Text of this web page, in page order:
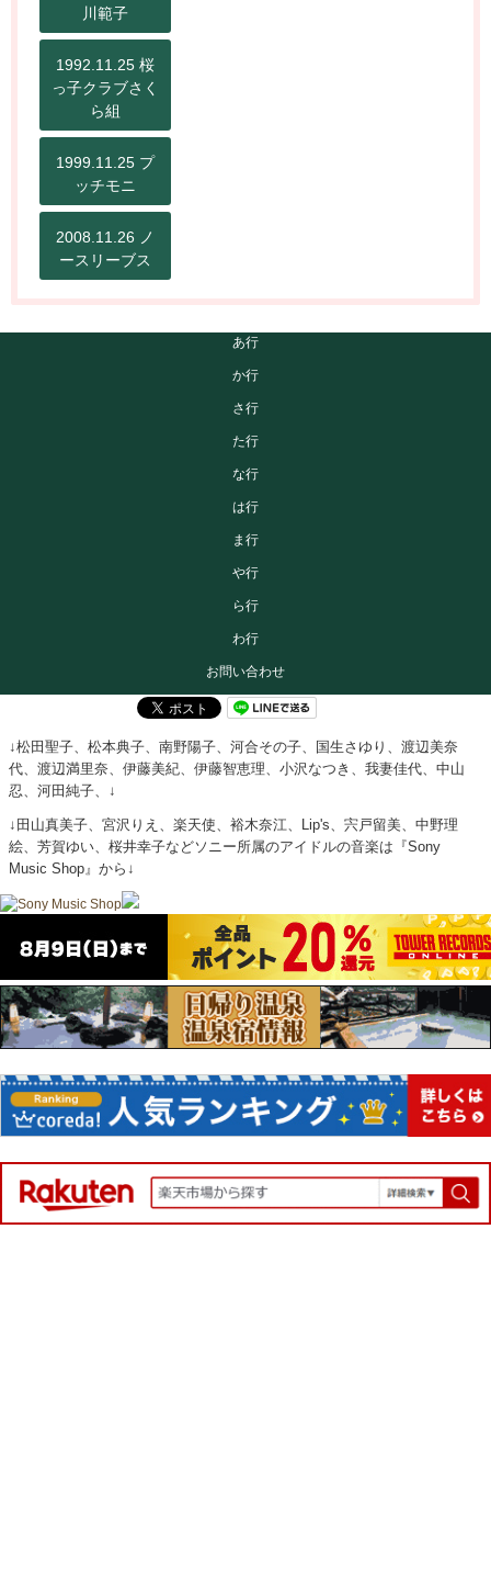
川範子
1992.11.25 桜
っ子クラブさく
ら組
1999.11.25 プ
ッチモニ
2008.11.26 ノ
ースリーブス
あ行
か行
さ行
た行
な行
は行
ま行
や行
ら行
わ行
お問い合わせ
↓松田聖子、松本典子、南野陽子、河合その子、国生さゆり、渡辺美奈
代、渡辺満里奈、伊藤美紀、伊藤智恵理、小沢なつき、我妻佳代、中山
忍、河田純子、↓
↓田山真美子、宮沢りえ、楽天使、裕木奈江、Lip's、宍戸留美、中野理
絵、芳賀ゆい、桜井幸子などソニー所属のアイドルの音楽は『Sony
Music Shop』から↓